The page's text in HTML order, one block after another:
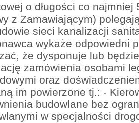
o długości co
z Zamawiającym)
sieci kanalizacji
wykaże odpowiedni
że dysponuje lub
zamówienia osobami
oraz
im powierzone tj.: -
budowlane bez
w specjalności